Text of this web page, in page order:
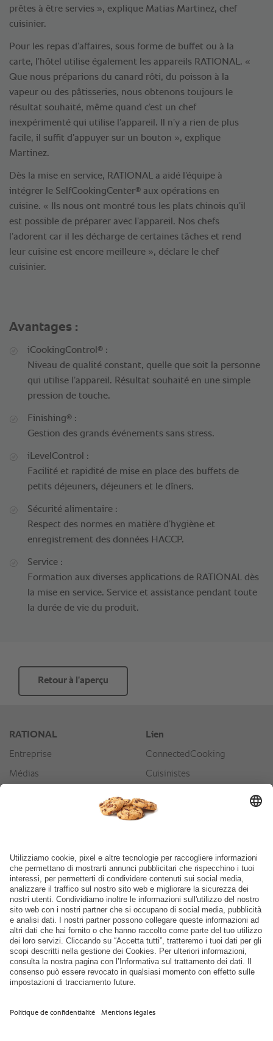
prêtes à être servies », explique Matias Martinez, chef
cuisinier.
Pour les repas d’affaires, sous forme de buffet ou à la
carte, l’hôtel utilise également les appareils RATIONAL. «
Que nous préparions du canard rôti, du poisson à la
vapeur ou des pâtisseries, nous obtenons toujours le
résultat souhaité, même quand c’est un chef
inexpérimenté qui utilise l’appareil. Il n’y a rien de plus
facile, il suffit d’appuyer sur un bouton », explique
Martinez.
Dès la mise en service, RATIONAL a aidé l’équipe à
intégrer le SelfCookingCenter® aux opérations en
cuisine. « Ils nous ont montré tous les plats chinois qu’il
est possible de préparer avec l’appareil. Nos chefs
l’adorent car il les décharge de certaines tâches et rend
leur cuisine est encore meilleure », déclare le chef
cuisinier.
Avantages :
iCookingControl ® :
Niveau de qualité constant, quelle que soit la personne
qui utilise l’appareil. Résultat souhaité en une simple
pression de touche.
Finishing® :
Gestion des grands événements sans stress.
iLevelControl :
Facilité et rapidité de mise en place des buffets de
petits déjeuners, déjeuners et le dîners.
Sécurité alimentaire :
Respect des normes en matière d’hygiène et
enregistrement des données HACCP.
Service :
Formation aux diverses applications de RATIONAL dès
la mise en service. Service et assistance pendant toute
la durée de vie du produit.
Retour à l’aperçu